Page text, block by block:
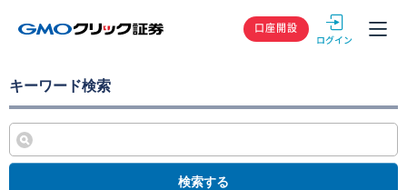
GMOクリック
口座開設
キーワード検索
検索する